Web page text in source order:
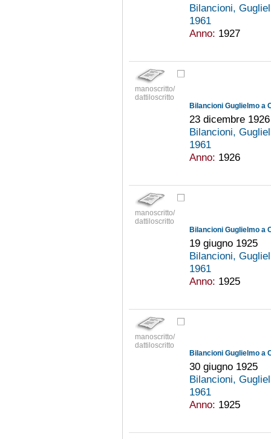
Bilancioni,
1961
Anno: 1927
manoscritto/
dattiloscritto
Bilancioni Guglielmo a
23 dicembre 1926
Bilancioni,
1961
Anno: 1926
manoscritto/
dattiloscritto
Bilancioni Guglielmo a
19 giugno 1925
Bilancioni,
1961
Anno: 1925
manoscritto/
dattiloscritto
Bilancioni Guglielmo a
30 giugno 1925
Bilancioni,
1961
Anno: 1925